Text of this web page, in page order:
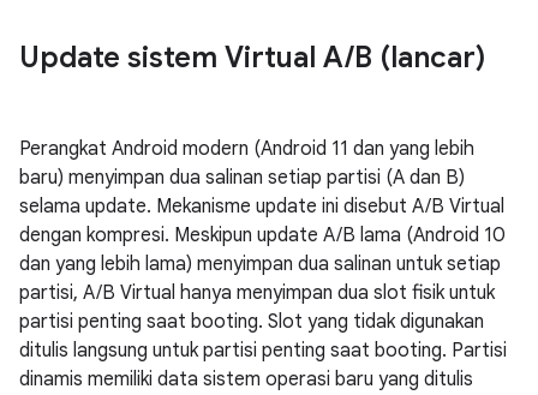
Update sistem Virtual A/B (lancar)
Perangkat Android modern (Android 11 dan yang lebih
baru) menyimpan dua salinan setiap partisi (A dan B)
selama update. Mekanisme update ini disebut A/B Virtual
dengan kompresi. Meskipun update A/B lama (Android 10
dan yang lebih lama) menyimpan dua salinan untuk setiap
partisi, A/B Virtual hanya menyimpan dua slot fisik untuk
partisi penting saat booting. Slot yang tidak digunakan
ditulis langsung untuk partisi penting saat booting. Partisi
dinamis memiliki data sistem operasi baru yang ditulis